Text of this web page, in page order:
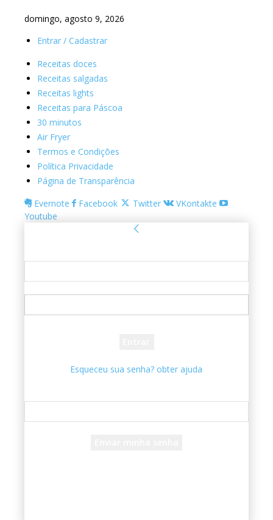
domingo, agosto 9, 2026
Entrar / Cadastrar
Receitas doces
Receitas salgadas
Receitas lights
Receitas para Páscoa
30 minutos
Air Fryer
Termos e Condições
Política Privacidade
Página de Transparência
Evernote
Facebook Twitter
VKontakte
Youtube
Esqueceu sua senha? obter ajuda